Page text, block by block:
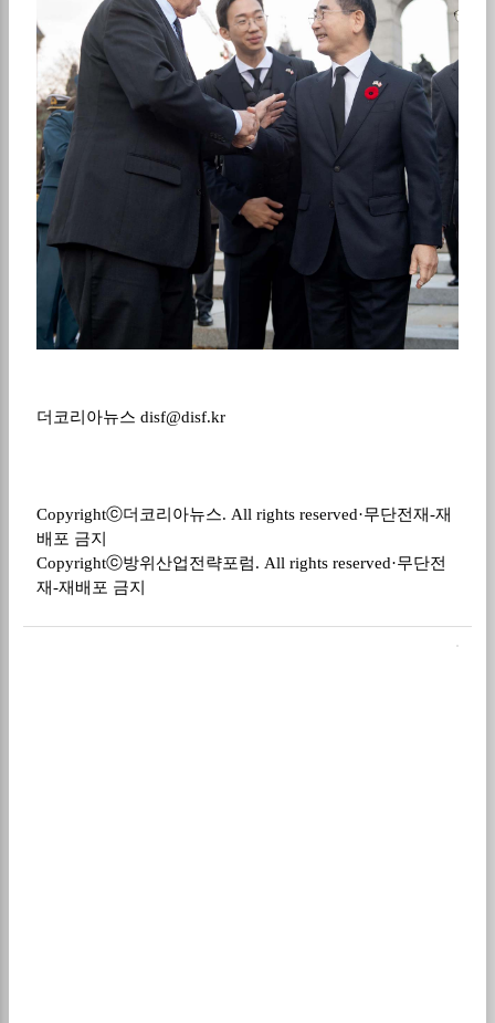
더코리아뉴스 disf@disf.kr
Copyrightⓒ더코리아뉴스. All rights reserved·무단전재-재
배포 금지
Copyrightⓒ방위산업전략포럼. All rights reserved·무단전
재-재배포 금지